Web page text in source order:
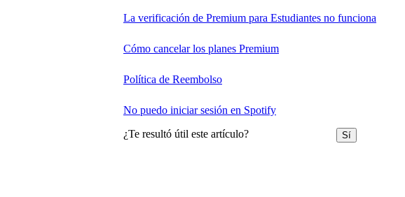
La verificación de Premium para Estudiantes no funciona
Cómo cancelar los planes Premium
Política de Reembolso
No puedo iniciar sesión en Spotify
¿Te resultó útil este artículo? Sí